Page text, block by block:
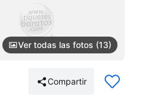
Ver todas las fotos (13)
Compartir